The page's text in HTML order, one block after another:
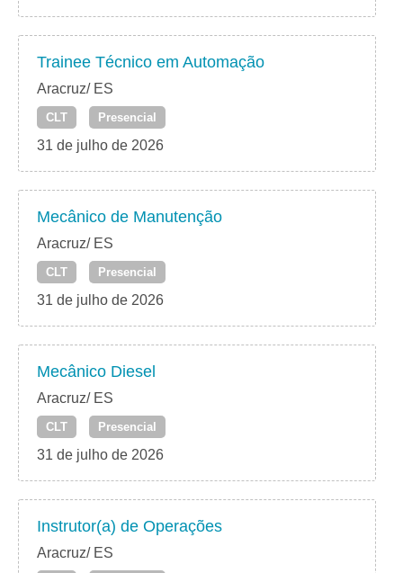
Trainee Técnico em Automação
Aracruz/ ES
CLT Presencial
31 de julho de 2026
Mecânico de Manutenção
Aracruz/ ES
CLT Presencial
31 de julho de 2026
Mecânico Diesel
Aracruz/ ES
CLT Presencial
31 de julho de 2026
Instrutor(a) de Operações
Aracruz/ ES